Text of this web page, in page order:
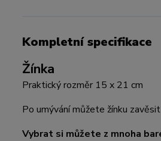
Kompletní specifikace
Žínka
Praktický rozměr 15 x 21 cm
Po umývání můžete žínku
Vybrat si můžete z mnoha